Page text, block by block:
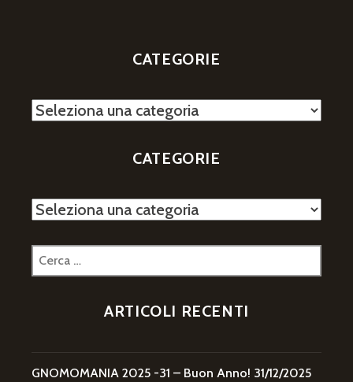
CATEGORIE
Categorie
CATEGORIE
Categorie
Ricerca
per:
ARTICOLI RECENTI
GNOMOMANIA 2025 -31 – Buon Anno! 31/12/2025